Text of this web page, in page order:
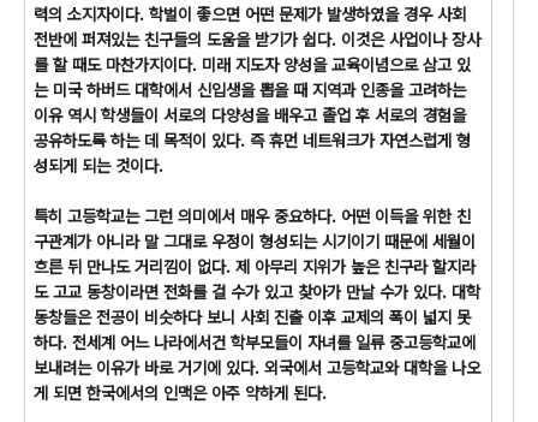
력의 소지자이다. 학벌이 좋으면 어떤 문제가 발생하였을 경우 사회
전반에 퍼져있는 친구들의 도움을 받기가 쉽다. 이것은 사업이나 장사
를 할 때도 마찬가지이다. 미래 지도자 양성을 교육이념으로 삼고 있
는 미국 하버드 대학에서 신입생을 뽑을 때 지역과 인종을 고려하는
이유 역시 학생들이 서로의 다양성을 배우고 졸업 후 서로의 경험을
공유하도록 하는 데 목적이 있다. 즉 휴먼 네트워크가 자연스럽게 형
성되게 되는 것이다.
특히 고등학교는 그런 의미에서 매우 중요하다. 어떤 이득을 위한 친
구관계가 아니라 말 그대로 우정이 형성되는 시기이기 때문에 세월이
흐른 뒤 만나도 거리낌이 없다. 제 아무리 지위가 높은 친구라 할지라
도 고교 동창이라면 전화를 걸 수가 있고 찾아가 만날 수가 있다. 대학
동창들은 전공이 비슷하다 보니 사회 진출 이후 교제의 폭이 넓지 못
하다. 전세계 어느 나라에서건 학부모들이 자녀를 일류 중고등학교에
보내려는 이유가 바로 거기에 있다. 외국에서 고등학교와 대학을 나오
게 되면 한국에서의 인맥은 아주 약하게 된다.